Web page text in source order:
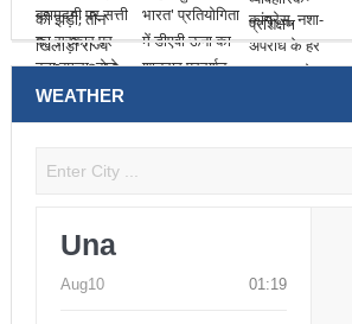
WEATHER
Una
Aug10 01:19